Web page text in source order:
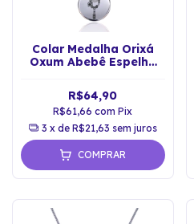
Colar Medalha Orixá
Oxum Abebê Espelho
R$64,90
R$61,66com Pix
3 x de R$21,63 sem juros
COMPRAR